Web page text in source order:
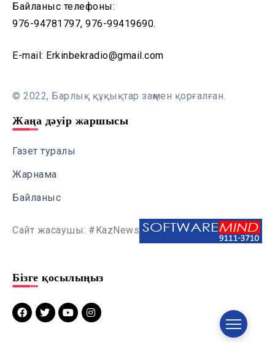
Байланыс телефоны:
976-94781797, 976-99419690.
E-mail: Erkinbekradio@gmail.com
© 2022, Барлық құқықтар заңмен қорғалған.
Жаңа дәуір жаршысы
Газет туралы
Жарнама
Байланыс
Сайт жасаушы: #KazNews
Бізге қосылыңыз